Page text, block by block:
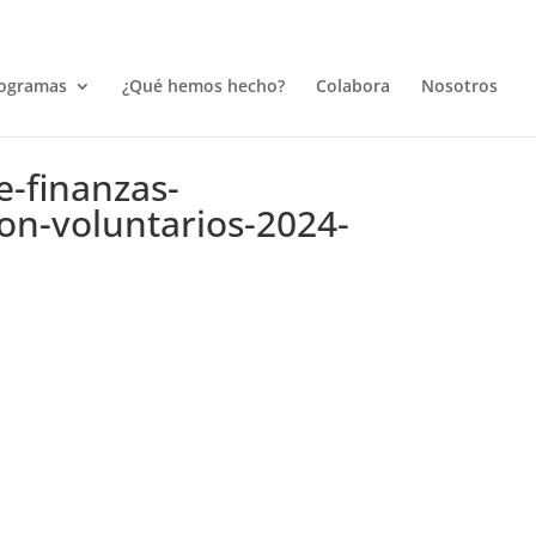
¿Qué hemos hecho? Colabora Nosotros
finanzas-
voluntarios-2024-